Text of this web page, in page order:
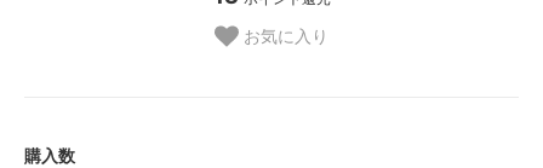
お気に入り
購入数